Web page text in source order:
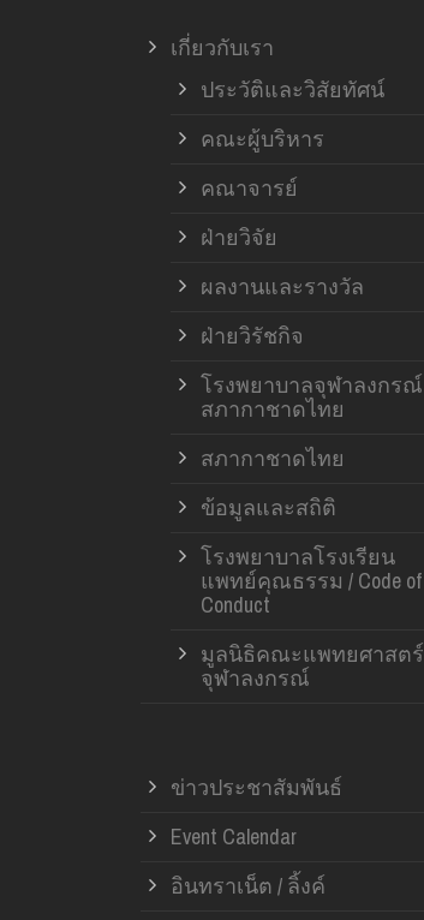
เกี่ยวกับเรา
ประวัติและวิสัยทัศน์
คณะผู้บริหาร
คณาจารย์
ฝ่ายวิจัย
ผลงานและรางวัล
ฝ่ายวิรัชกิจ
โรงพยาบาลจุฬาลงกรณ์
สภากาชาดไทย
สภากาชาดไทย
ข้อมูลและสถิติ
โรงพยาบาลโรงเรียน
แพทย์คุณธรรม / Code of
Conduct
มูลนิธิคณะแพทยศาสตร์
จุฬาลงกรณ์
ข่าวประชาสัมพันธ์
Event Calendar
อินทราเน็ต / ลิ้งค์